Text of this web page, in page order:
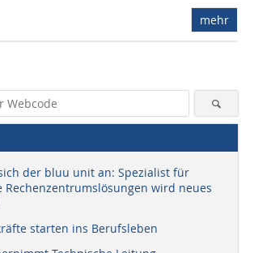
mehr
der bluu unit an: Spezialist für
Rechenzentrumslösungen wird neues
starten ins Berufsleben